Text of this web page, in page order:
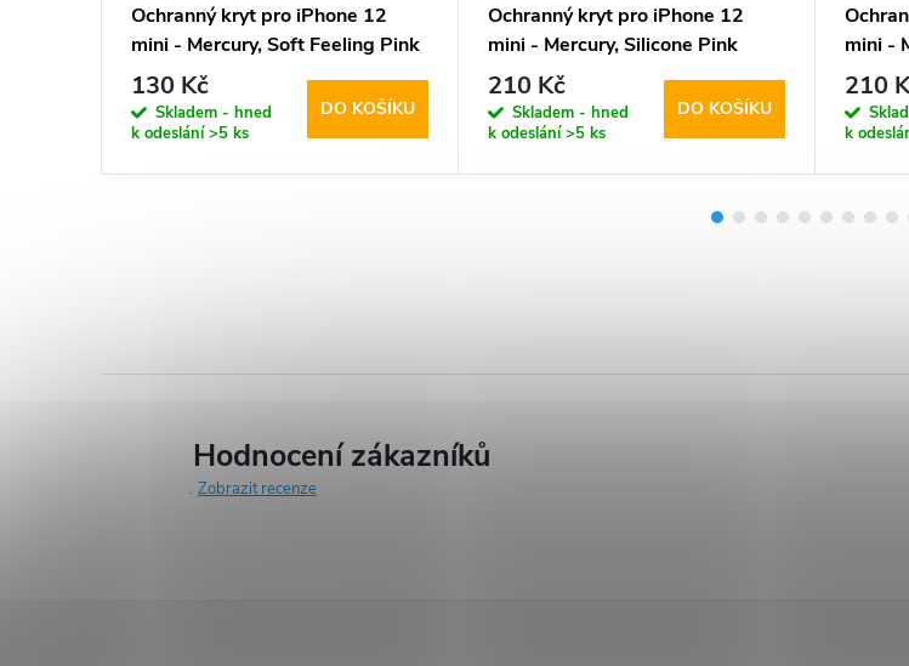
Ochranný kryt pro iPhone 12
mini - Mercury, Soft Feeling Pink
130 Kč
Skladem - hned
k odeslání>5 ks
DO KOŠÍKU
Ochranný kryt pro iPhone 12
mini - Mercury, Silicone Pink
Sand
210 Kč
Skladem - hned
k odeslání>5 ks
DO KOŠÍKU
mini -
210
k
Hodnocení zákazníků
Zobrazit recenze